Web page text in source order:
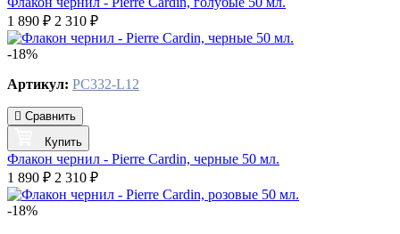
1 890 ₽ 2 310 ₽
-18%
Артикул: PC332-L12
Сравнить
Купить
Флакон чернил - Pierre Cardin, черные 50 мл.
1 890 ₽ 2 310 ₽
-18%